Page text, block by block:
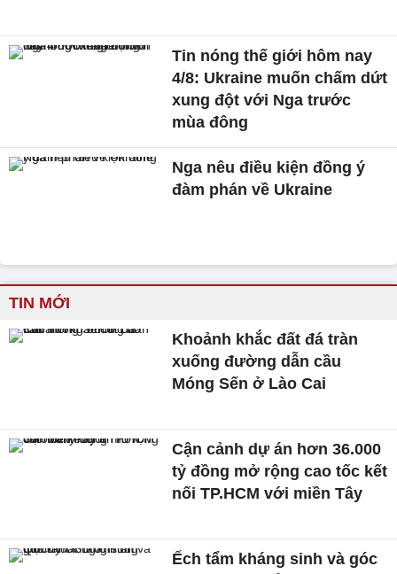
Tin nóng thế giới hôm nay
4/8: Ukraine muốn chấm dứt
xung đột với Nga trước
mùa đông
Nga nêu điều kiện đồng ý
đàm phán về Ukraine
TIN MỚI
Khoảnh khắc đất đá tràn
xuống đường dẫn cầu
Móng Sến ở Lào Cai
Cận cảnh dự án hơn 36.000
tỷ đồng mở rộng cao tốc kết
nối TP.HCM với miền Tây
Ếch tẩm kháng sinh và góc